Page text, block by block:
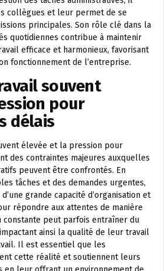
collègues et leur permet de se
principales. Son rôle clé dans la
quotidiennes contribue à maintenir
efficace et harmonieux, favorisant
fonctionnement de l’entreprise.
souvent
pour
délais
élevée et la pression pour
des contraintes majeures auxquelles
peuvent être confrontés. En
tâches et des demandes urgentes,
grande capacité d’organisation et
répondre aux attentes de manière
constante peut parfois entraîner du
ainsi la qualité de leur travail
Il est essentiel que les
cette réalité et soutiennent leurs